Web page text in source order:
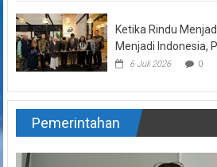
Ketika Rindu
Menjadi Indonesia,
6 Juli 2026 0
Pemerintahan